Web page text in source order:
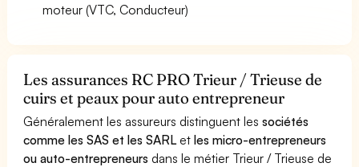
moteur (VTC, Conducteur)
Les assurances RC PRO Trieur / Trieuse de
cuirs et peaux pour auto entrepreneur
Généralement les assureurs distinguent lessociétés
comme les SAS et les SARL etles micro-entrepreneurs
ou auto-entrepreneurs dans le métier Trieur / Trieuse de